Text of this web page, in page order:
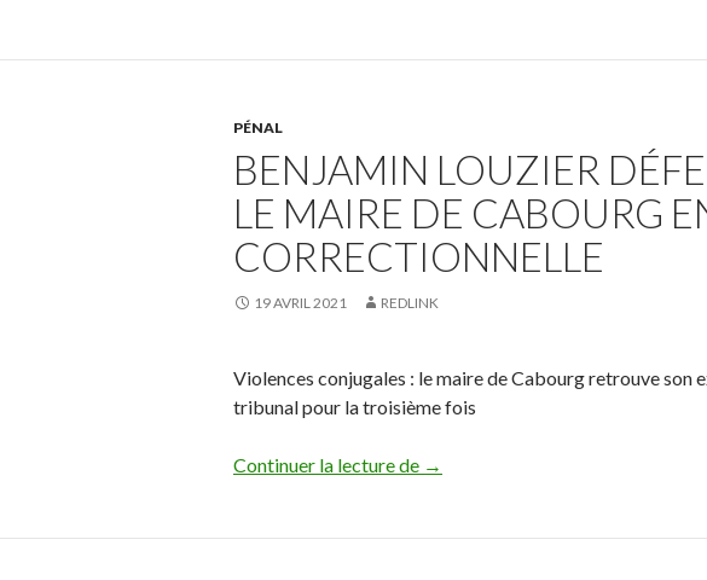
PÉNAL
BENJAMIN LOUZIER
LE MAIRE DE CABOURG
CORRECTIONNELLE
19 AVRIL 2021 REDLINK
Violences conjugales : le maire de Cabourg retrouve son
tribunal pour la troisième fois
Continuer la lecture de benjamin Louzier défend le maire
→